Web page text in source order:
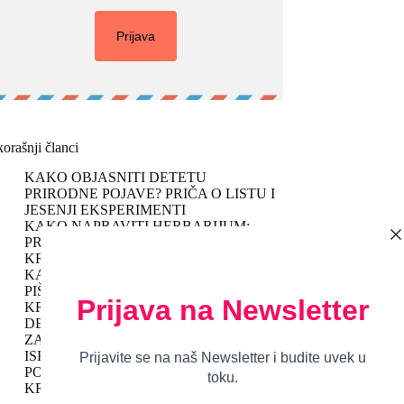
članci
KAKO OBJASNITI DETETU
PRIRODNE POJAVE? PRIČA O LISTU I
JESENJI EKSPERIMENTI
KAKO NAPRAVITI HERBARIJUM:
PROLEĆNE AKTIVNOSTI ZA UČENJE
KROZ IGRU
KAKO MOTIVISATI DETE DA ČITA I
PIŠE UZ KREATIVNE SLAGALICE
KROZ IGRU DO POSLUŠNOG
DETETA: VASPITANJE KROZ IGRU I
ZABAVU
ISKORISTITE JESENJE PLODOVE DA
PODSTAKNETE DEČJU MAŠTU I
KREATIVNOST